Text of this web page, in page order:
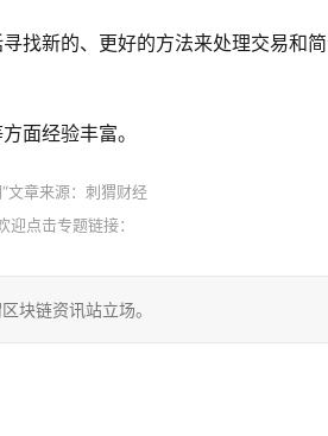
找新的、更好的方法来处理交易和
面经验丰富。
文章来源：刺猬财经
点击专题链接：
块链资讯站立场。